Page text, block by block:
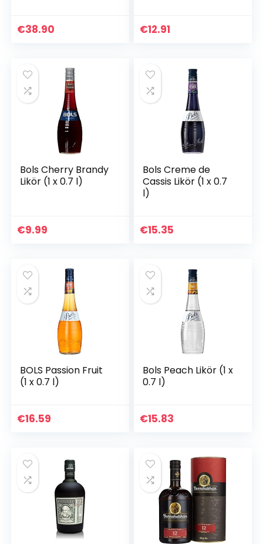
ng | 43% Vol |
€38.90
neuem Geschmack
€12.91
Bols Cherry Brandy
Likör (1 x 0.7 l)
€9.99
Bols Creme de
Cassis Likör (1 x 0.7
l)
€15.35
BOLS Passion Fruit
(1 x 0.7 l)
€16.59
Bols Peach Likör (1 x
0.7 l)
€15.83